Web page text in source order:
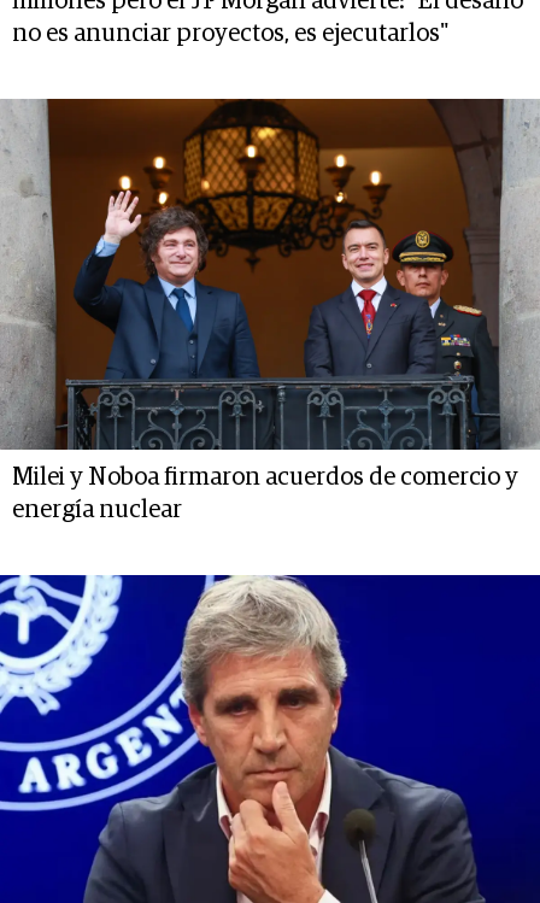
no es anunciar proyectos, es ejecutarlos"
Milei y Noboa firmaron acuerdos de comercio y
energía nuclear